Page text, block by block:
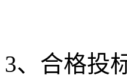
3、合格投